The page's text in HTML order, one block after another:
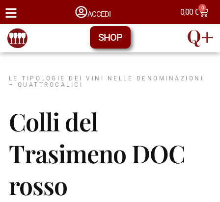
ACCEDI 0,00€ 0
SHOP
LE TIPOLOGIE DEI VINI NELLE DENOMINAZIONI
– QUATTROCALICI
Colli del
Trasimeno DOC
rosso